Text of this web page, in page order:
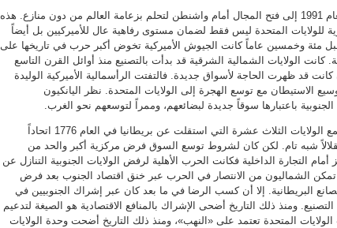
أدى انهيار االاتحاد السوفياتي في العام 1991 إلى فتح المجال أمام واشنطن لتحلم بزعامة العالم من دون منازع. هذه
للولايات المتحدة ليس فقط لضمان مستوى رفاهية عال للأميركيين بل أيضاً
مئة وخمسين عاماً كانت الجيوش الأميركية تخوض أكبر حرب في تاريخها على
كانت الولايات الشمالية الشرقية قد بدأت بالتصنيع منذ أوائل القرن التاسع
قد ظهرت الحاجة لأسواق جديدة. فالتفتت الرأسمالية الأميركية الوليدة
الاستيطان مع توسع الهجرة إلى الولايات المتحدة. نظر اليانكيون
الجنوبية باعتبارها سوقاً جديدة لبضائعهم، وممراً لتوسعهم نحو الغرب.
حتى ذلك التاريخ كان الاتحاد الذي جمع الولايات الثلاث عشرة التي استقلت عن بريطانيا في العام 1776 اتحاداً
شبه تام. لكن كان لشروط توسع السوق فرض مركزية أكبر والحد من
أمام التجارة الداخلية فكانت الحرب الأهلية لرفض الولايات الجنوبية التنازل عن
الشماليون من الانتصار في الحرب عبر خنق اقتصاد الجنوب بعد فرض
البريطانية. إلا أن كسب الرضا في ما بعد كان عبر إشراك الجنوبيين في
ومنذ ذلك التاريخ أضحى الإشراك بالمنافع الاقتصادية هو الصيغة لتدعيم
المتحدة تعتمد على «النهب»، ومنذ ذلك التاريخ أضحت وحدة الولايات